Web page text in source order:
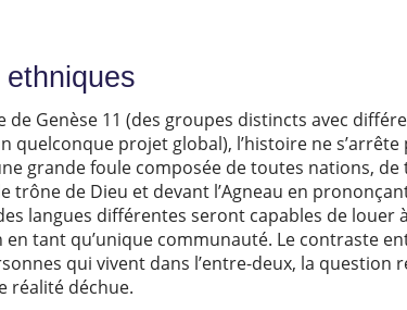
Genèse 11 (des groupes distincts avec
projet global), l’histoire ne s’arrête
grande foule composée de toutes nations,
de Dieu et devant l’Agneau en
langues différentes seront capables de louer
tant qu’unique communauté. Le contraste
qui vivent dans l’entre-deux, la question
réalité déchue.